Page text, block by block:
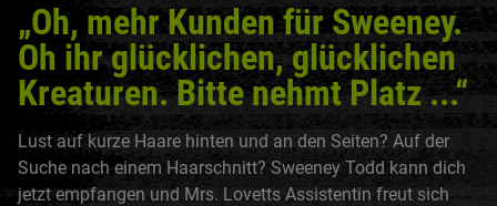
„Oh, mehr Kunden für Sweeney.
Oh ihr glücklichen, glücklichen
Kreaturen. Bitte nehmt Platz ...“
Lust auf kurze Haare hinten und an den Seiten? Auf der
Suche nach einem Haarschnitt? Sweeney Todd kann dich
jetzt empfangen und Mrs. Lovetts Assistentin freut sich